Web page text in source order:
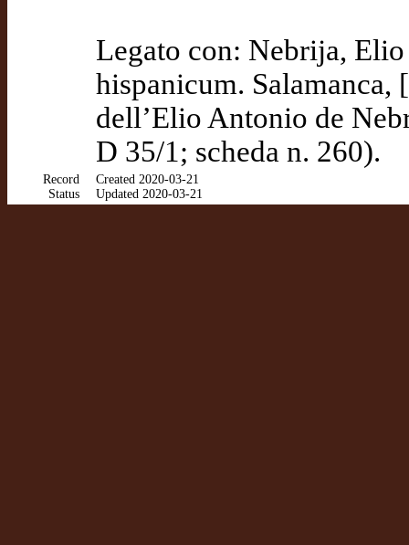
Legato con: Nebrija,
hispanicum. Salamanca,
dell’Elio Antonio de
D 35/1; scheda n. 260).
Record
Status
Created 2020-03-21
Updated 2020-03-21